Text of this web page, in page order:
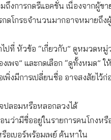
ถึงการกดรีแอคชั่น เนื่องจากผู้ข
ดโกรธจำนวนมากอาจหมายถึง
ปที่ หัวข้อ “เกี่ยวกับ” ดูหมวดหมู่
พจ” และกดเลือก “ดูทั้งหมด” ใ
งมีการเปลี่ยนชื่อ อาจสงสัยไว้ก่
ปลอมหรือหลอกลวงได้
ว่ามีชื่ออยู่ในรายการคนโกงหรื
เบอร์พร้อมเพย์ ค้นหาใน